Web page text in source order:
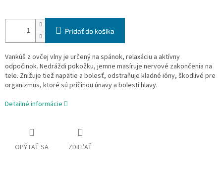
Pridať do košíka
Vankúš z ovčej vlny je určený na spánok, relaxáciu a aktívny
odpočinok. Nedráždi pokožku, jemne masíruje nervové zakončenia na
tele. Znižuje tiež napätie a bolesť, odstraňuje kladné ióny, škodlivé pre
organizmus, ktoré sú príčinou únavy a bolestí hlavy.
Detailné informácie
OPÝTAŤ SA ZDIEĽAŤ